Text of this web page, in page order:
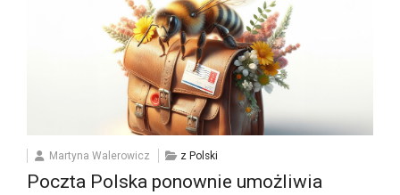
Martyna Walerowicz z Polski
Poczta Polska ponownie umożliwia